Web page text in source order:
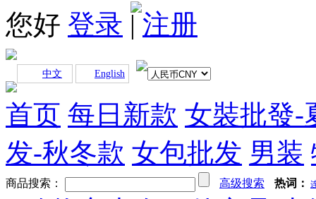
您好 登录 | 注册
中文 English
首页 每日新款 女裝批發-
发-秋冬款 女包批发 男装
商品搜索： 高级搜索 热词：